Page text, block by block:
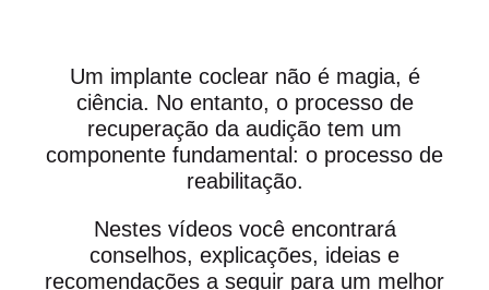
Um implante coclear não é magia, é
ciência. No entanto, o processo de
recuperação da audição tem um
componente fundamental: o processo de
reabilitação.
Nestes vídeos você encontrará
conselhos, explicações, ideias e
recomendações a seguir para um melhor